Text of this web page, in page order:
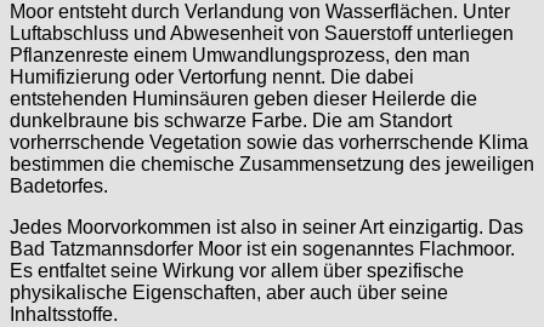
Moor entsteht durch Verlandung von Wasserflächen. Unter
Luftabschluss und Abwesenheit von Sauerstoff unterliegen
Pflanzenreste einem Umwandlungsprozess, den man
Humifizierung oder Vertorfung nennt. Die dabei
entstehenden Huminsäuren geben dieser Heilerde die
dunkelbraune bis schwarze Farbe. Die am Standort
vorherrschende Vegetation sowie das vorherrschende Klima
bestimmen die chemische Zusammensetzung des jeweiligen
Badetorfes.
Jedes Moorvorkommen ist also in seiner Art einzigartig. Das
Bad Tatzmannsdorfer Moor ist ein sogenanntes Flachmoor.
Es entfaltet seine Wirkung vor allem über spezifische
physikalische Eigenschaften, aber auch über seine
Inhaltsstoffe.